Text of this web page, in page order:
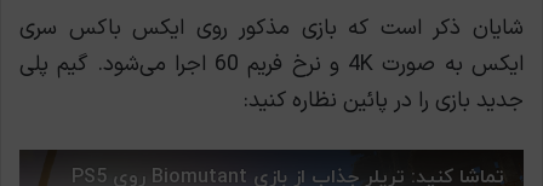
شایان ذکر است که بازی مذکور روی ایکس باکس سری
ایکس به صورت 4K و نرخ فریم 60 اجرا می‌شود. گیم پلی
جدید بازی را در پائین نظاره کنید: